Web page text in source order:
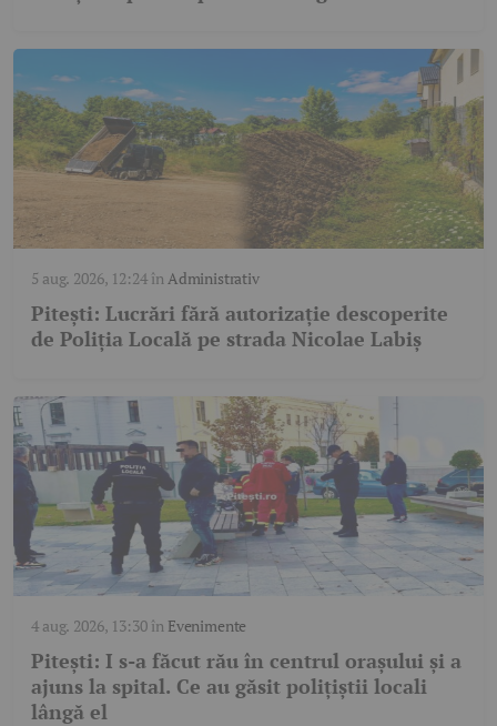
5 aug. 2026, 12:24în Administrativ
Pitești: Lucrări fără autorizație descoperite
de Poliția Locală pe strada Nicolae Labiș
4 aug. 2026, 13:30în Evenimente
Pitești: I s-a făcut rău în centrul orașului și a
ajuns la spital. Ce au găsit polițiștii locali
lângă el